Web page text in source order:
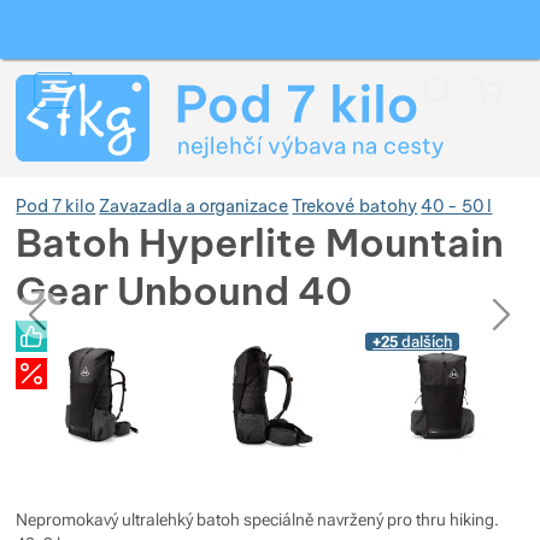
Pod 7 kilo Zavazadla a organizaceTrekové batohy40 - 50 l
Batoh Hyperlite Mountain
Gear Unbound 40
Fotografie
předchozí
následující
Fotografie +25 dalších
Nepromokavý ultralehký batoh speciálně navržený pro thru hiking.
Zobrazit více
Zobrazit více